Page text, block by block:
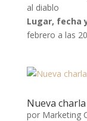
al diablo
Lugar, fecha
febrero a las
Nueva
por Marketing